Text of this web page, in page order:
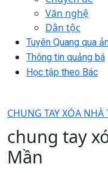
Văn nghệ
Dân tộc
Tuyên Quang qua
Thông tin quảng bá
Học tập theo Bác
CHUNG TAY XÓA
chung tay
Mần